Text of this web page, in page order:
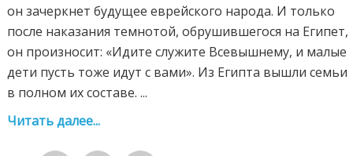
он зачеркнет будущее еврейского народа. И только
после наказания темнотой, обрушившегося на Египет,
он произносит: «Идите служите Всевышнему, и малые
дети пусть тоже идут с вами». Из Египта вышли семьи
в полном их составе. ...
Читать далее...